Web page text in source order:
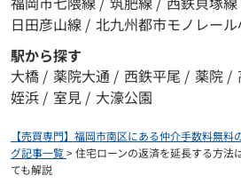
日田彦山線 / 北九州都市モノレール
駅から探す
大橋 / 薬院大通 / 西鉄平尾 / 薬院 /
姪浜 / 室見 / 大濠公園
【売買専門】福岡市南区にある仲介手数料無
グ記事一覧>住宅ローンの返済を延長する方法
ても解説